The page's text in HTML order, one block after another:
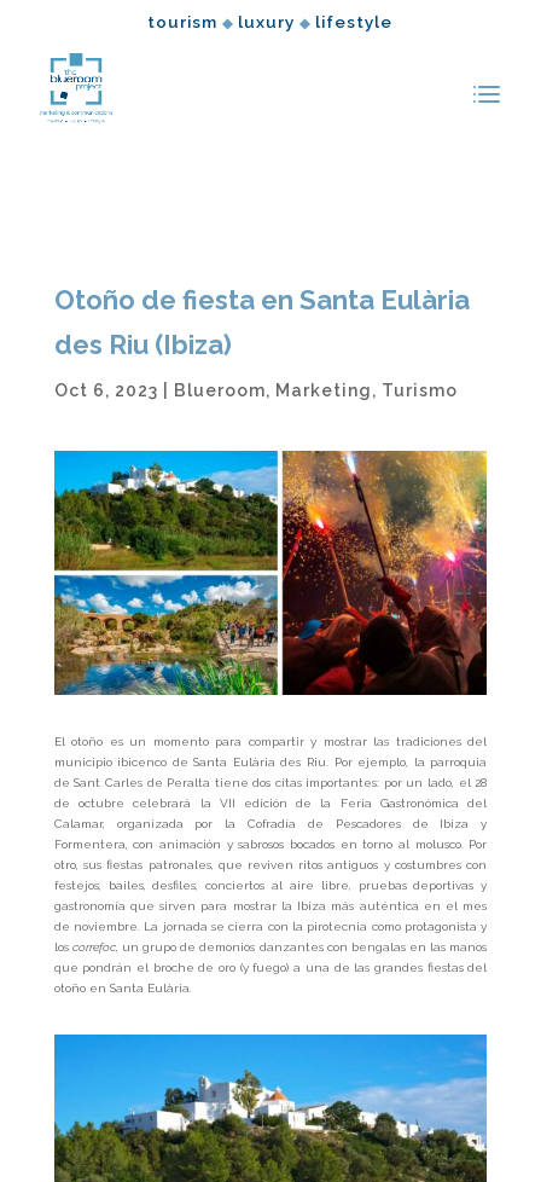
tourism ◆ luxury ◆ lifestyle
Otoño de fiesta en Santa Eulària
des Riu (Ibiza)
Oct 6, 2023 Blueroom, Marketing, Turismo
El otoño es un momento para compartir y mostrar las tradiciones del
municipio ibicenco de Santa Eulària des Riu. Por ejemplo, la parroquia
de Sant Carles de Peralta tiene dos citas importantes: por un lado, el 28
de octubre celebrará la VII edición de la Feria Gastronómica del
Calamar, organizada por la Cofradía de Pescadores de Ibiza y
Formentera, con animación y sabrosos bocados en torno al molusco. Por
otro, sus fiestas patronales, que reviven ritos antiguos y costumbres con
festejos, bailes, desfiles, conciertos al aire libre, pruebas deportivas y
gastronomía que sirven para mostrar la Ibiza más auténtica en el mes
de noviembre. La jornada se cierra con la pirotecnia como protagonista y
los correfoc, un grupo de demonios danzantes con bengalas en las manos
que pondrán el broche de oro (y fuego) a una de las grandes fiestas del
otoño en Santa Eulària.